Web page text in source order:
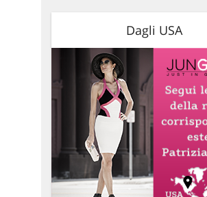
Dagli USA